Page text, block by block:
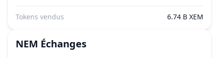
Tokens vendus 6.74 B XEM
NEM Échanges